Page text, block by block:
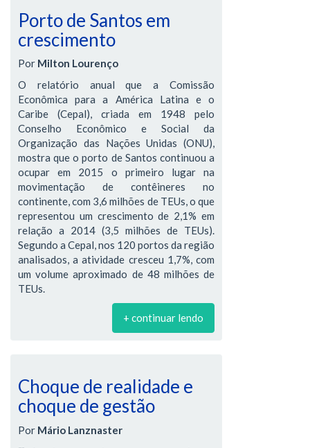
Porto de Santos em
crescimento
Por Milton Lourenço
O relatório anual que a Comissão
Econômica para a América Latina e o
Caribe (Cepal), criada em 1948 pelo
Conselho Econômico e Social da
Organização das Nações Unidas (ONU),
mostra que o porto de Santos continuou a
ocupar em 2015 o primeiro lugar na
movimentação de contêineres no
continente, com 3,6 milhões de TEUs, o que
representou um crescimento de 2,1% em
relação a 2014 (3,5 milhões de TEUs).
Segundo a Cepal, nos 120 portos da região
analisados, a atividade cresceu 1,7%, com
um volume aproximado de 48 milhões de
TEUs.
+ continuar lendo
Choque de realidade e
choque de gestão
Por Mário Lanznaster